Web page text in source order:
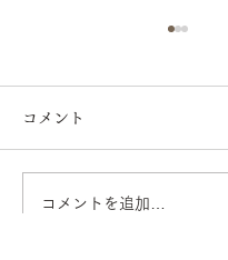
年始市2025を開催
コメント
コメントを追加…